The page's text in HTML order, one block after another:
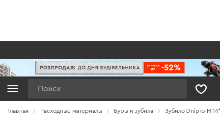
Главная Расходные материалы Буры и зубила Зубило Dnipro-M